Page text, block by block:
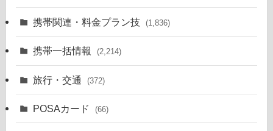
携帯関連・料金プラン技 (1,836)
携帯一括情報 (2,214)
旅行・交通 (372)
POSAカード (66)